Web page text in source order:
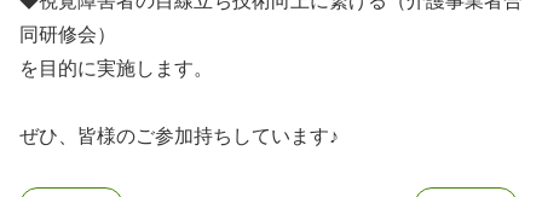
同研修会）
を目的に実施します。
ぜひ、皆様のご参加持ちしています♪